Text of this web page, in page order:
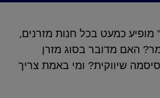
מופיע כמעט בכל חנות מזרנים,
האם מדובר בסוג מזרן
שיווקית? ומי באמת צריך